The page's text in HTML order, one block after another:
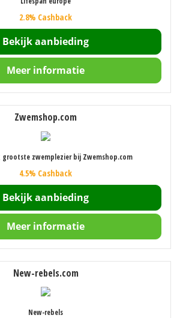
2.8% Cashback
Bekijk aanbieding
Meer informatie
Zwemshop.com
grootste zwemplezier bij Zwemshop.com
4.5% Cashback
Bekijk aanbieding
Meer informatie
New-rebels.com
New-rebels